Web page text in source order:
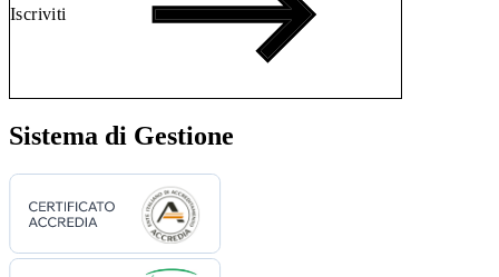
Iscriviti
Sistema di Gestione